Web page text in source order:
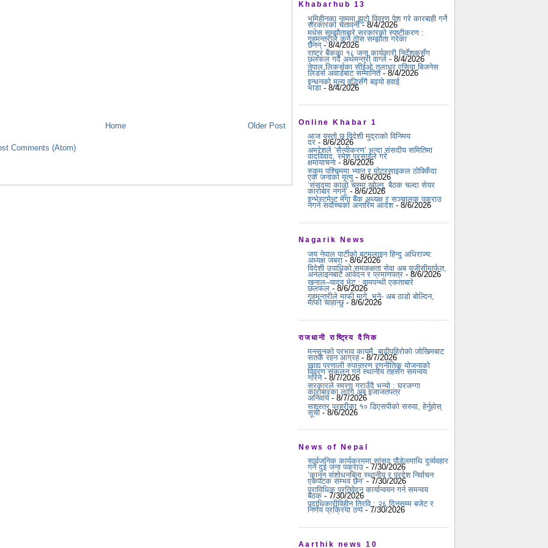
Older Post
Home
Comments (Atom)
Khabarhub 13
भूमिहीनका नाममा झूटो विवरण पेश गरे कारबाही गर्ने
सरकारको चेतावनी- 8/4/2026
मधेस सम्झौताबारे सरकारको स्पष्टीकरण :
गृहमन्त्रीले कुनै ठोस सम्झौता गरेका
छैनन्- 8/4/2026
राष्ट्र बैंकका १८ जना कार्यकारी निर्देशकसँग
छलफल गर्दै अर्थमन्त्री वाग्ले - 8/4/2026
नेपाल लिकर्सका सीईओ तुलाधर एसिया बिजनेस
लिडर्स अवार्डबाट सम्मानित- 8/4/2026
इन्धनको मूल्य वृद्धिसँगै बढ्यो हवाई
भाडा- 8/4/2026
Online Khabar 1
आज यस्तो छ विदेशी मुद्राको विनिमय
दर - 8/6/2026
अमरेशले ‘सैन्यीकरण’ भन्दा संसदीय समितिमा
वादविवाद, रमेश प्रसाईंले गरे
क्षमायाचना - 8/6/2026
रुकुम पश्चिममा भ्यान र मोटरसाइकल ठोक्किँदा
एक जनाको मृत्यु- 8/6/2026
‘संसद्‍मा कालो चस्मा खोल्नू, बैठक चल्दा सेयर
कारोबार नगर्नू’ - 8/6/2026
इन्भेस्टमेन्ट मेगा बैंक अध्यक्ष र सञ्चालक पक्राउ
नगर्न सर्वोच्चको अन्तरिम आदेश- 8/6/2026
Nagarik News
जय नेपाल पार्टीको बटमलाइन हिन्दु अधिराज्य:
अध्यक्ष जबरा - 8/6/2026
विदेशी उपाधिको समकक्षता सेवा अब यूजीसीमार्फत,
अनलाइनबाटै आवेदन र प्रमाणपत्र - 8/6/2026
खनाल–यादव भेट : वामपन्थी एकताबारे
छलफल - 8/6/2026
गृहमन्त्रीले माफी मागे, भने- अब ठाडो बोल्दिन,
माफी चाहान्छु- 8/6/2026
राजधानी राष्ट्रिय दैनिक
मनसुनको प्रभाव कायमै, बाढीपहिरोको जोखिमबाट
सतर्क रहन आग्रह- 8/7/2026
खाद्य प्रणाली रुपान्तरण रणनीतिक योजनाको
विवरण संकलन गर्न स्थानीय तहसँग समन्वय
गरिने- 8/7/2026
सरकारले स्मरण गराउँदै भन्यो : घरजग्गा
कारोबारका लागि अब इजाजतपत्र
अनिवार्य- 8/7/2026
सशस्त्र प्रहरीका १० डिएसपीको सरुवा, हेर्नुहोस्
सूची- 8/6/2026
News of Nepal
सार्वजनिक कार्यक्रममा सांसद पौडेलमाथि दुर्व्यवहार
गर्ने दुई जना पक्राउ - 7/30/2026
‘कानुन संशोधनबिना स्थानीय र प्रदेश निर्वाचन
एकैपटक सम्भव छैन’ - 7/30/2026
प्राविधिक प्रतिवेदन कार्यान्वयन गर्न समन्वय
बैठक- 7/30/2026
पदाधिकारीविहीन त्रिवि : २६ दिनसम्म बजेट र
निर्णय प्रक्रिया ठप्प- 7/30/2026
Aarthik news 10